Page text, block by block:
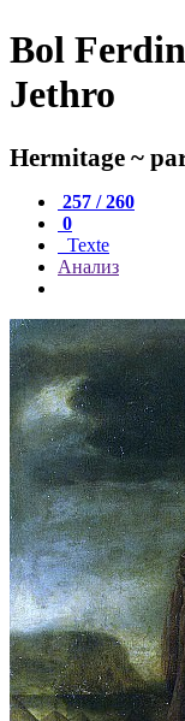
Bol
Jethro
Hermitage ~
257 / 260
0
Texte
Анализ